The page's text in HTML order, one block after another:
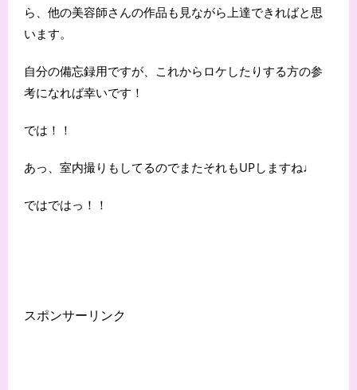
ら、他の美容師さんの作品も見ながら上達できればと思
います。
自分の備忘録用ですが、これからロケしたりする方の参
考になれば幸いです！
では！！
あっ、室内撮りもしてるのでまたそれもUPしますね♩
ではではっ！！
スポンサーリンク